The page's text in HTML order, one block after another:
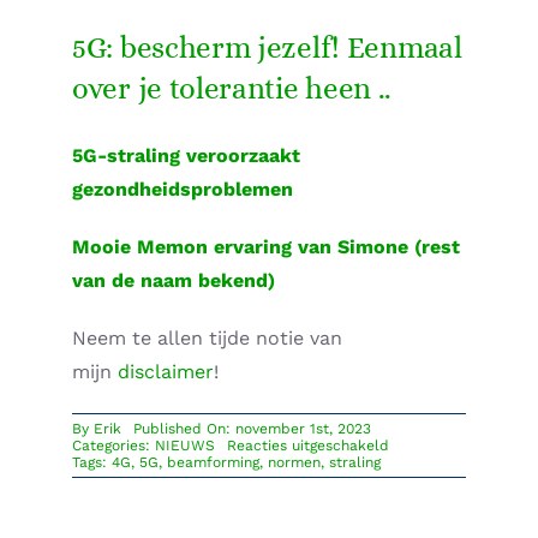
5G: bescherm jezelf! Eenmaal
over je tolerantie heen ..
5G-straling veroorzaakt
gezondheidsproblemen
Mooie Memon ervaring van Simone (rest
van de naam bekend)
Neem te allen tijde notie van
mijn disclaimer!
By Erik
Published On: november 1st, 2023
Categories: NIEUWS Reacties uitgeschakeld
van
Tags: 4G, 5G, beamforming, normen, straling